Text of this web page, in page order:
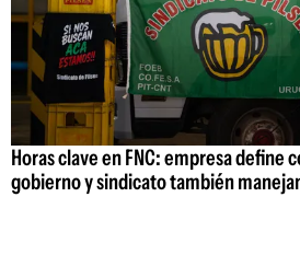
Horas clave en FNC: empresa define
gobierno y sindicato también